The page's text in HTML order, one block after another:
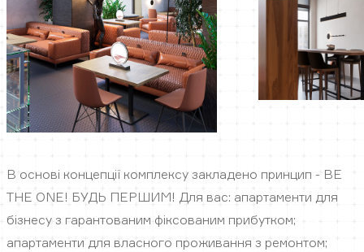
В основі концепції комплексу закладено принцип - BE
THE ONE! БУДЬ ПЕРШИМ! Для вас: апартаменти для
бізнесу з гарантованим фіксованим прибутком;
апартаменти для власного проживання з ремонтом;